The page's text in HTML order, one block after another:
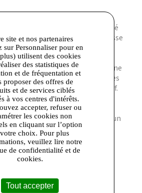
? Oui, ce portefeuille est réalisé
% naturel, garantissant souplesse
il pour une utilisation quotidienne
robuste et ses multiples
un usage quotidien intensif.
de rangement ? Il dispose de
deux poches intérieures, un
et un porte-monnaie zippé,
complète.
risquent-ils de ternir ?
finition or soigneusement
leur éclat dans le temps.
site et nos partenaires
sur Personnaliser pour en
utilisent des cookies
des statistiques de
et de fréquentation et
proposer des offres de
et de services ciblés
à vos centres d'intérêts.
accepter, refuser ou
les cookies non
en cliquant sur l’option
choix. Pour plus
veuillez lire notre
de confidentialité et de
cookies.
Tout accepter